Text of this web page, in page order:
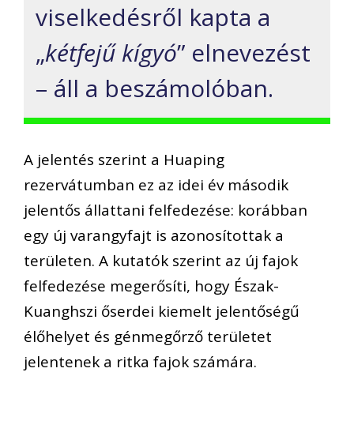
viselkedésről kapta a
„kétfejű kígyó” elnevezést
– áll a beszámolóban.
A jelentés szerint a Huaping
rezervátumban ez az idei év második
jelentős állattani felfedezése: korábban
egy új varangyfajt is azonosítottak a
területen. A kutatók szerint az új fajok
felfedezése megerősíti, hogy Észak-
Kuanghszi őserdei kiemelt jelentőségű
élőhelyet és génmegőrző területet
jelentenek a ritka fajok számára.